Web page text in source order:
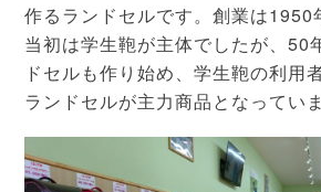
作るランドセルです。創業は1950
当初は学生鞄が主体でしたが、50
ドセルも作り始め、学生鞄の利用
ランドセルが主力商品となっていま